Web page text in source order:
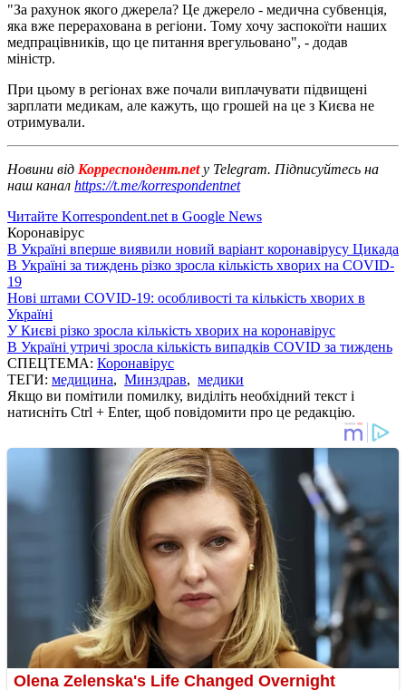
"За рахунок якого джерела? Це джерело - медична субвенція,
яка вже перерахована в регіони. Тому хочу заспокоїти наших
медпрацівників, що це питання врегульовано", - додав
міністр.
При цьому в регіонах вже почали виплачувати підвищені
зарплати медикам, але кажуть, що грошей на це з Києва не
отримували.
Новини від Корреспондент.net у Telegram. Підписуйтесь на
наш канал https://t.me/korrespondentnet
Читайте Korrespondent.net в Google News
Коронавірус
В Україні вперше виявили новий варіант коронавірусу Цикада
В Україні за тиждень різко зросла кількість хворих на COVID-
19
Нові штами COVID-19: особливості та кількість хворих в
Україні
У Києві різко зросла кількість хворих на коронавірус
В Україні утричі зросла кількість випадків COVID за тиждень
СПЕЦТЕМА: Коронавірус
ТЕГИ: медицина, Минздрав, медики
Якщо ви помітили помилку, виділіть необхідний текст і
натисніть Ctrl + Enter, щоб повідомити про це редакцію.